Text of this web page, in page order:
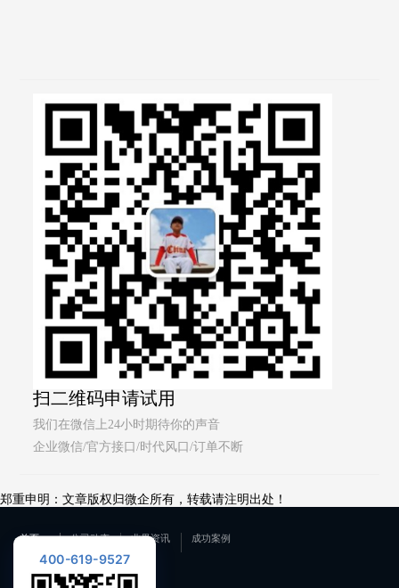
扫二维码申请试用
我们在微信上24小时期待你的声音
企业微信/官方接口/时代风口/订单不断
郑重申明：文章版权归微企所有，转载请注明出处！
首页 公司动态 业界资讯 成功案例
400-619-9527